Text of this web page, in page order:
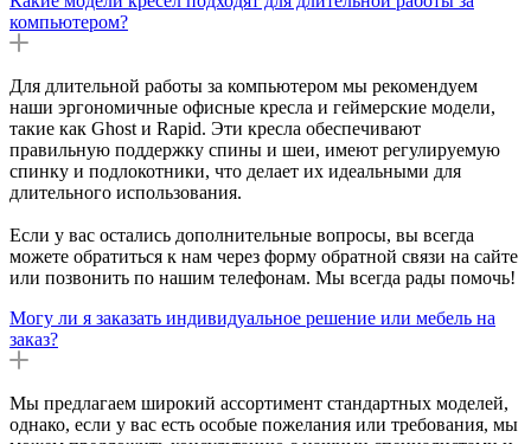
компьютером?
Для длительной работы за компьютером мы рекомендуем
наши эргономичные офисные кресла и геймерские модели,
такие как Ghost и Rapid. Эти кресла обеспечивают
правильную поддержку спины и шеи, имеют регулируемую
спинку и подлокотники, что делает их идеальными для
длительного использования.
Если у вас остались дополнительные вопросы, вы всегда
можете обратиться к нам через форму обратной связи на сайте
или позвонить по нашим телефонам. Мы всегда рады помочь!
Могу ли я заказать индивидуальное решение или мебель на
заказ?
Мы предлагаем широкий ассортимент стандартных моделей,
однако, если у вас есть особые пожелания или требования, мы